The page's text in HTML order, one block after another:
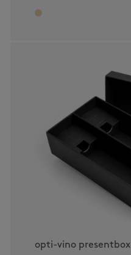
opti-vino presentbox